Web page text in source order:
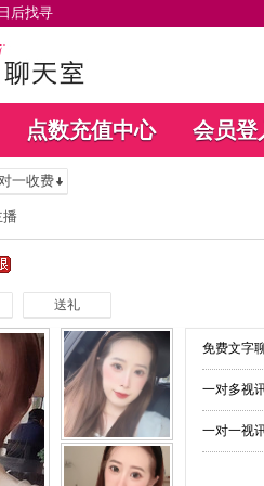
后找寻
点数充值中心 会员登
一收费
播
送礼
免费文字
一对多视
一对一视